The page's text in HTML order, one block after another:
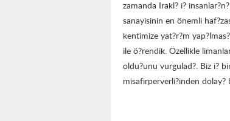
zamanda Irakl? i?
sanayisinin en önemli
kentimize yat?r?m
ile ö?rendik. Özellikle
oldu?unu vurgulad?. Biz i?
misafirperverli?inden dolay?